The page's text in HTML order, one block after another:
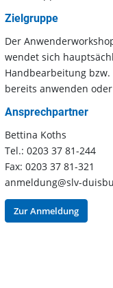
Zielgruppe
Der
wendet sich
Handbearbeitung
bereits anwenden
Ansprechpartner
Bettina Koths
Tel.: 0203 37 81-244
Fax: 0203 37 81-321
anmeldung@slv-
Zur Anmeldung